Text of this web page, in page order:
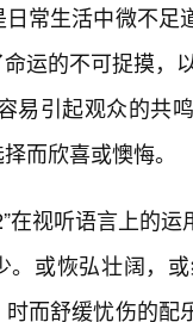
常生活中微不
运的不可捉摸，
易引起观众的共
而欣喜或懊悔。
在视听语言上的
。或恢弘壮阔，
而舒缓忧伤的